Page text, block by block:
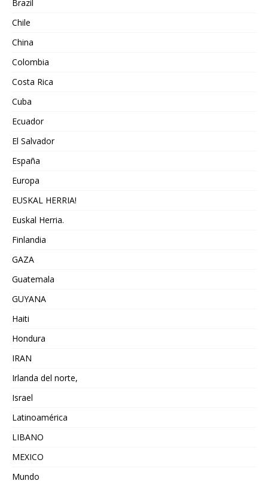
Brazil
Chile
China
Colombia
Costa Rica
Cuba
Ecuador
El Salvador
España
Europa
EUSKAL HERRIA!
Euskal Herria.
Finlandia
GAZA
Guatemala
GUYANA
Haiti
Hondura
IRAN
Irlanda del norte,
Israel
Latinoamérica
LIBANO
MEXICO
Mundo